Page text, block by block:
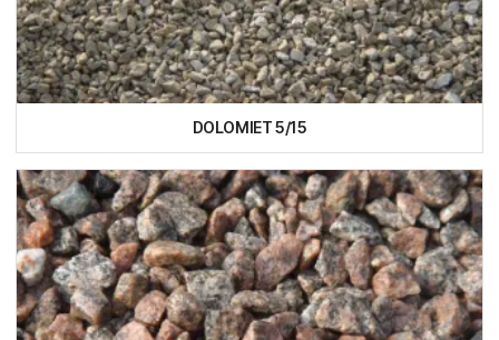
DOLOMIET 5/15